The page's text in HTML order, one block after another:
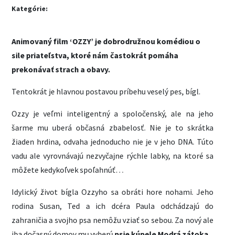
Kategórie:
Animovaný film ‘OZZY’ je dobrodružnou komédiou o
sile priateľstva, ktoré nám častokrát pomáha
prekonávať strach a obavy.
Tentokrát je hlavnou postavou príbehu veselý pes, bígl.
Ozzy je veľmi inteligentný a spoločenský, ale na jeho
šarme mu uberá občasná zbabelosť. Nie je to skrátka
žiaden hrdina, odvaha jednoducho nie je v jeho DNA. Túto
vadu ale vyrovnávajú nezvyčajne rýchle labky, na ktoré sa
môžete kedykoľvek spoľahnúť…
Idylický život bígla Ozzyho sa obráti hore nohami. Jeho
rodina Susan, Ted a ich dcéra Paula odchádzajú do
zahraničia a svojho psa nemôžu vziať so sebou. Za nový ale